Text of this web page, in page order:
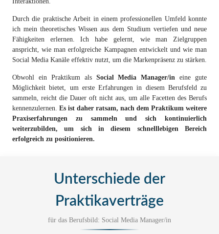
Durch die praktische Arbeit in einem professionellen Umfeld konnte
ich mein theoretisches Wissen aus dem Studium vertiefen und neue
Fähigkeiten erlernen. Ich habe gelernt, wie man Zielgruppen
anspricht, wie man erfolgreiche Kampagnen entwickelt und wie man
Social Media Kanäle effektiv nutzt, um die Markenpräsenz zu stärken.
Obwohl ein Praktikum als Social Media Manager/in eine gute
Möglichkeit bietet, um erste Erfahrungen in diesem Berufsfeld zu
sammeln, reicht die Dauer oft nicht aus, um alle Facetten des Berufs
kennenzulernen. Es ist daher ratsam, nach dem Praktikum weitere
Praxiserfahrungen zu sammeln und sich kontinuierlich
weiterzubilden, um sich in diesem schnelllebigen Bereich
erfolgreich zu positionieren.
Unterschiede der
Praktikaverträge
für das Berufsbild: Social Media Manager/in